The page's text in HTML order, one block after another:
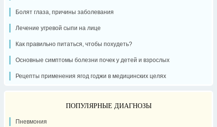
Болят глаза, причины заболевания
Лечение угревой сыпи на лице
Как правильно питаться, чтобы похудеть?
Основные симптомы болезни почек у детей и взрослых
Рецепты применения ягод годжи в медицинских целях
ПОПУЛЯРНЫЕ ДИАГНОЗЫ
Пневмония